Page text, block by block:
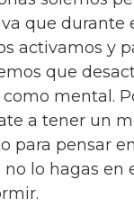
que durante
activamos y
que
mental.
a tener un
para pensar
no lo hagas en